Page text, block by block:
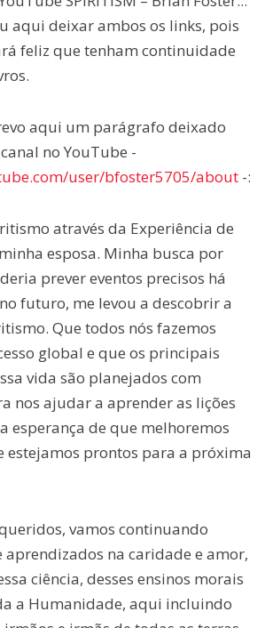
aqui deixar ambos os links, pois
feliz que tenham continuidade
aqui um parágrafo deixado
no YouTube -
user/bfoster5705/about -:
através da Experiência de
esposa. Minha busca por
prever eventos precisos há
futuro, me levou a descobrir a
Que todos nós fazemos
global e que os principais
vida são planejados com
nos ajudar a aprender as lições
esperança de que melhoremos
estejamos prontos para a próxima
vamos continuando
aprendizados na caridade e amor,
ciência, desses ensinos morais
a Humanidade, aqui incluindo